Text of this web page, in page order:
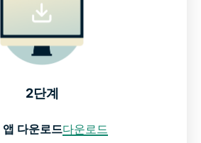
2단계
다운로드다운로드